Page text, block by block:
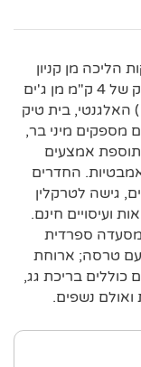
זה הממוקם במרחק של 6 דקות הליכה מן קניון
טרמינל 21 ( Terminal 21 ), נמצא במרחק של 4 ק"מ מן ג'ים
תומפסון האוס ( Jim Thompson House ) האלגנטי, בית טיק
מספקים מיני בר,
אמצעים
החדרים
גישה לטרקלין
ועיסויים חינם.
זמין 24 שעות ביממה, 7.יש מסעדה ספרדית
עם טרסה; ארוחת
כוללים בריכת גג,